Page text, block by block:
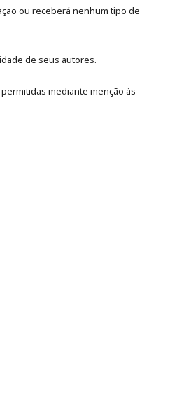
ou receberá nenhum tipo de
de seus autores.
mediante menção às